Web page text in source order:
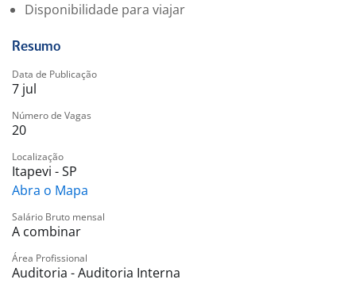
Disponibilidade para viajar
Resumo
Data de Publicação
7 jul
Número de Vagas
20
Localização
Itapevi - SP
Abra o Mapa
Salário Bruto mensal
A combinar
Área Profissional
Auditoria - Auditoria Interna